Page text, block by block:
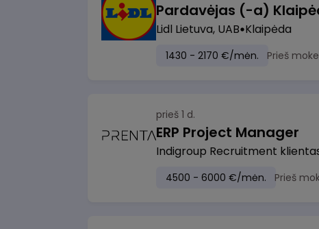
Pardavėjas (-a)
Lidl Lietuva, UAB Klaipėda
1430 - 2170 €/mėn. Prieš
prieš 1 d.
ERP Project Manager
Indigroup Recruitment
4500 - 6000 €/mėn. Prieš